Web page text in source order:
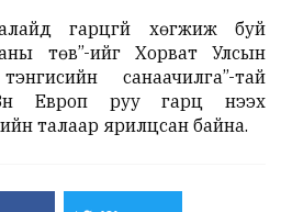
гарцгүй хөгжиж буй
төв”-ийг Хорват Улсын
санаачилга”-тай
Европ руу гарц нээх
талаар ярилцсан байна.